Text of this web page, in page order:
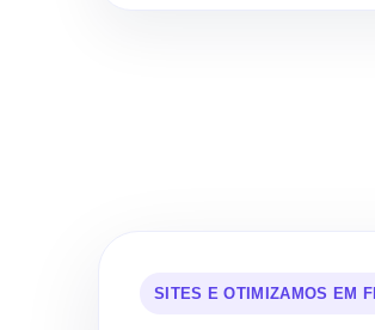
SITES E OTIMIZAMOS EM